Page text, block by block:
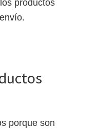
productos
porque son